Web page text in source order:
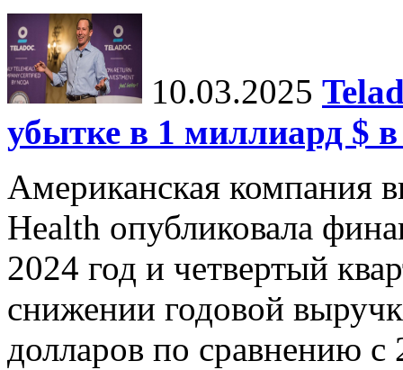
10.03.2025
убытке в 1 миллиард $ в
Американская компания
Health опубликовала
2024 год и четвертый
снижении годовой
долларов по сравнению с